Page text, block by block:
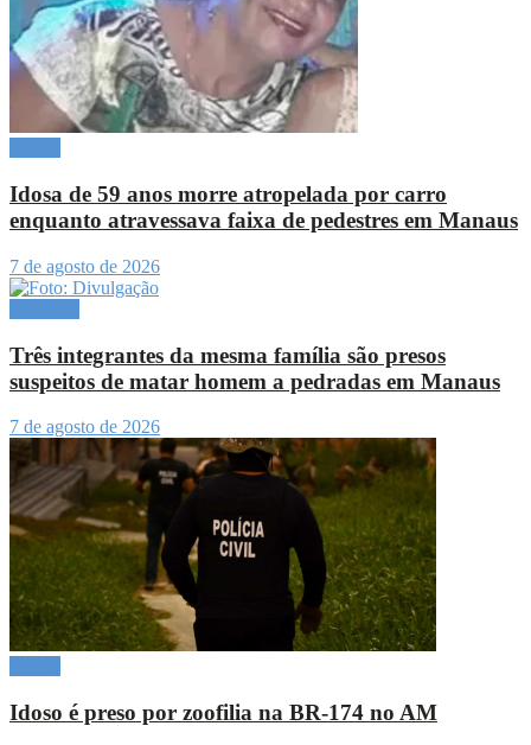
Idosa de 59 anos morre atropelada por carro
enquanto atravessava faixa de pedestres em Manaus
7 de agosto de 2026
Três integrantes da mesma família são presos
suspeitos de matar homem a pedradas em Manaus
7 de agosto de 2026
Idoso é preso por zoofilia na BR-174 no AM